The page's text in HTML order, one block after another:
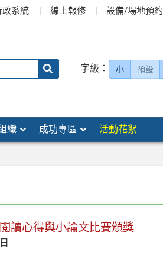
政系統 線上報修 設備/場地預約
字級： 小 預設
織 成功專區 活動花絮
讀心得與小論文比賽頒獎